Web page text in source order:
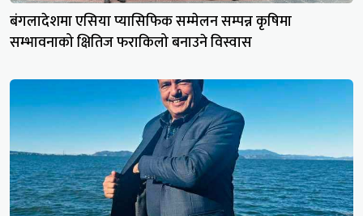
बंगलादेशमा एसिया प्यासिफिक सम्मेलन सम्पन्न कृषिमा
सम्भावनाको क्षितिज फराकिलो बनाउने विस्वास